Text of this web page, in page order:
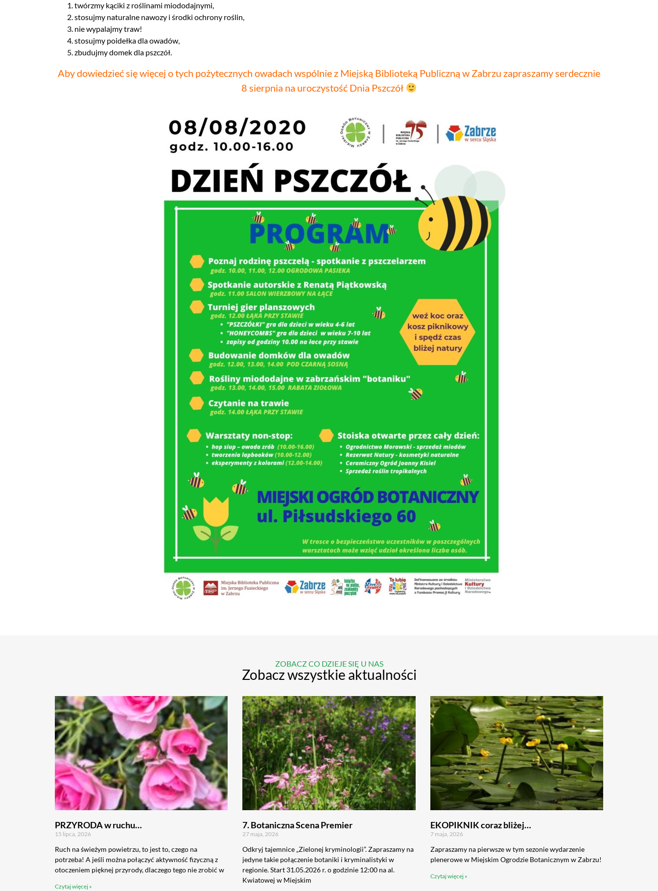
twórzmy kąciki z roślinami miododajnymi,
stosujmy naturalne nawozy i środki ochrony roślin,
nie wypalajmy traw!
stosujmy poidełka dla owadów,
zbudujmy domek dla pszczół.
Aby dowiedzieć się więcej o tych pożytecznych owadach wspólnie z Miejską Biblioteką Publiczną w Zabrzu zapraszamy serdecznie
8 sierpnia na uroczystość Dnia Pszczół
ZOBACZ CO DZIEJE SIĘ U NAS
Zobacz wszystkie aktualności
PRZYRODA w ruchu…
15 lipca, 2026
Ruch na świeżym powietrzu, to jest to, czego na
potrzeba! A jeśli można połączyć aktywność fizyczną z
otoczeniem pięknej przyrody, dlaczego tego nie zrobić w
Czytaj więcej »
7. Botaniczna Scena Premier
27 maja, 2026
Odkryj tajemnice „Zielonej kryminologii”. Zapraszamy na
jedyne takie połączenie botaniki i kryminalistyki w
regionie. Start 31.05.2026 r. o godzinie 12:00 na al.
Kwiatowej w Miejskim
EKOPIKNIK coraz bliżej…
7 maja, 2026
Zapraszamy na pierwsze w tym sezonie wydarzenie
plenerowe w Miejskim Ogrodzie Botanicznym w Zabrzu!
Czytaj więcej »